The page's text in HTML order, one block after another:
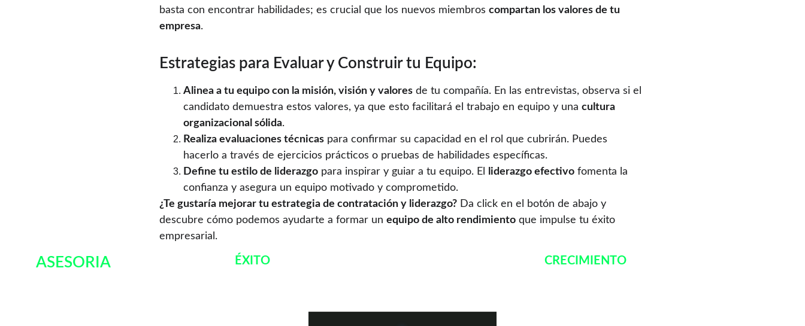
basta con encontrar habilidades; es crucial que los nuevos miembros compartan los valores de tu
empresa.
Estrategias para Evaluar y Construir tu Equipo:
Alinea a tu equipo con la misión, visión y valores de tu compañía. En las entrevistas, observa si el
candidato demuestra estos valores, ya que esto facilitará el trabajo en equipo y una cultura
organizacional sólida.
Realiza evaluaciones técnicas para confirmar su capacidad en el rol que cubrirán. Puedes
hacerlo a través de ejercicios prácticos o pruebas de habilidades específicas.
Define tu estilo de liderazgo para inspirar y guiar a tu equipo. El liderazgo efectivo fomenta la
confianza y asegura un equipo motivado y comprometido.
¿Te gustaría mejorar tu estrategia de contratación y liderazgo? Da click en el botón de abajo y
descubre cómo podemos ayudarte a formar un equipo de alto rendimiento que impulse tu éxito
empresarial.
ASESORIA ÉXITO CRECIMIENTO